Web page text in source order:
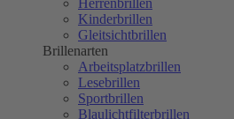
Accessibility
Herrenbrillen
Kinderbrillen
Gleitsichtbrillen
Brillenarten
Arbeitsplatzbrillen
Lesebrillen
Sportbrillen
Blaulichtfilterbrillen